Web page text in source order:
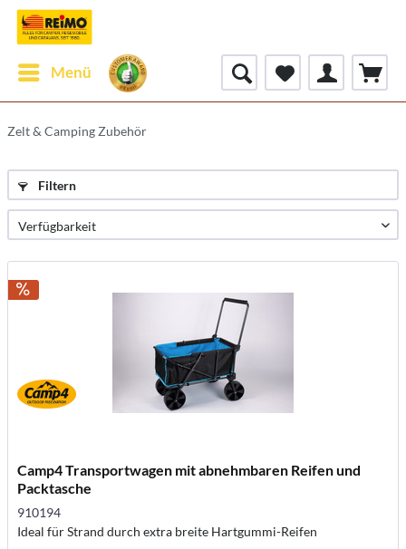
Menü
Zelt & Camping Zubehör
Filtern
Camp4 Transportwagen mit abnehmbaren Reifen und
Packtasche
910194
Ideal für Strand durch extra breite Hartgummi-Reifen